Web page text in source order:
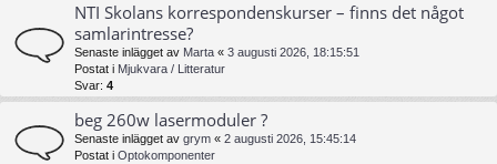
NTI Skolans korrespondenskurser – finns det något
samlarintresse?
Senaste inlägget av Marta « 3 augusti 2026, 18:15:51
Postat i Mjukvara / Litteratur
Svar: 4
beg 260w lasermoduler ?
Senaste inlägget av grym « 2 augusti 2026, 15:45:14
Postat i Optokomponenter